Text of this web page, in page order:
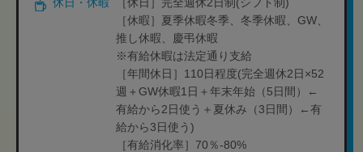
［休暇］夏季休暇冬季、冬季休暇、GW、
推し休暇、慶弔休暇
※有給休暇は法定通り支給
［年間休日］110日程度(完全週休2日×52
週＋GW休暇1日＋年末年始（5日間）←
有給から2日使う＋夏休み（3日間）←有
給から3日使う)
［有給消化率］70％-80%